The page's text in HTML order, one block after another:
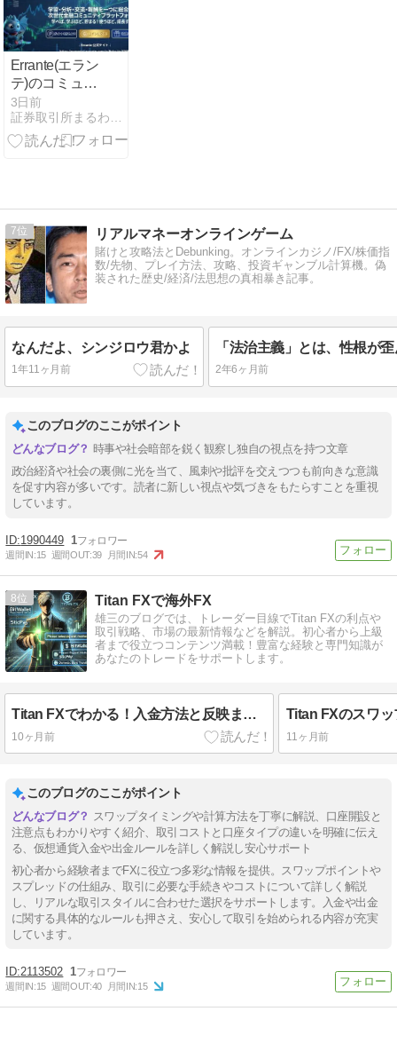
Errante(エラン
テ)のコミュニ
ティーサイト
Errante Hub(エ
ランテ・ハブ)
3日前
7 リアルマネーオンラインゲーム
賭けと攻略法とDebunking。オンラインカジノ/FX/株価指
数/先物、プレイ方法、攻略、投資ギャンブル計算機。偽
装された歴史/経済/法思想の真相暴き記事。
なんだよ、シンジロウ君かよ
1年11ヶ月前 2年6ヶ月前
このブログのここがポイント
時事や社会暗部を鋭く観察し独自の視点を持つ文章
政治経済や社会の裏側に光を当て、風刺や批評を交えつつも前向きな意識
を促す内容が多いです。読者に新しい視点や気づきをもたらすことを重視
しています。
1990449 1
週間IN:15 週間OUT:39 月間IN:54
8 Titan FXで海外FX
雄三のブログでは、トレーダー目線でTitan FXの利点や
取引戦略、市場の最新情報などを解説。初心者から上級
者まで役立つコンテンツ満載！豊富な経験と専門知識が
あなたのトレードをサポートします。
Titan FXでわかる！入金方法と反映までの完全ガイド
10ヶ月前 11ヶ月前
このブログのここがポイント
スワップタイミングや計算方法を丁寧に解説、口座開設と
注意点もわかりやすく紹介、取引コストと口座タイプの違いを明確に伝え
る、仮想通貨入金や出金ルールを詳しく解説し安心サポート
初心者から経験者までFXに役立つ多彩な情報を提供。スワップポイントや
スプレッドの仕組み、取引に必要な手続きやコストについて詳しく解説
し、リアルな取引スタイルに合わせた選択をサポートします。入金や出金
に関する具体的なルールも押さえ、安心して取引を始められる内容が充実
しています。
2113502 1
週間IN:15 週間OUT:40 月間IN:15